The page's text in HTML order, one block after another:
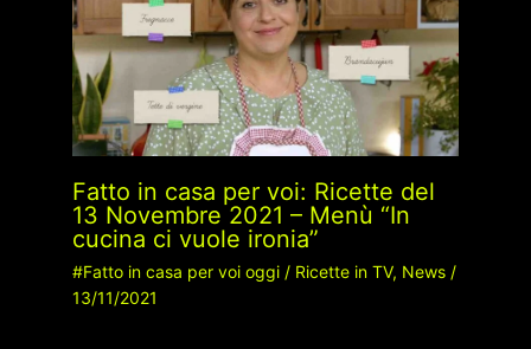
Fatto in casa per voi: Ricette del
13 Novembre 2021 – Menù “In
cucina ci vuole ironia”
#Fatto in casa per voi oggi/ Ricette in TV, News/
13/11/2021